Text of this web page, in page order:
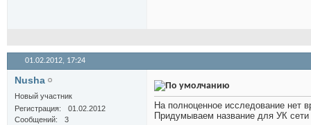
01.02.2012, 17:24
Nusha
Новый участник
Регистрация
01.02.2012
Сообщений
3
На полноценное исследование нет
Придумываем название для УК сети